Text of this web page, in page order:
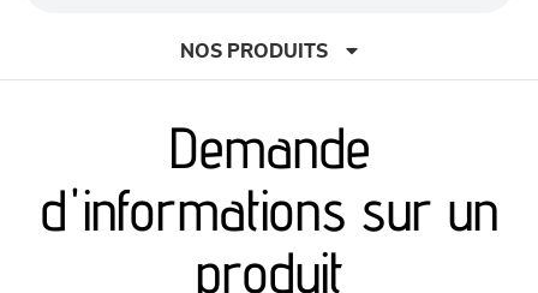
NOS PRODUITS
canapés et fauteuils
séjours
Demande
d'informations sur un
produit